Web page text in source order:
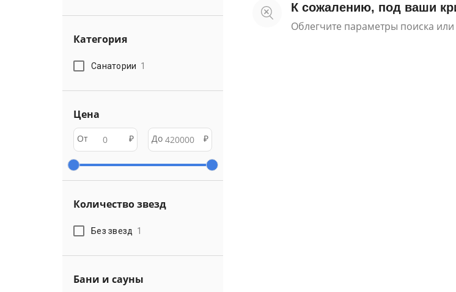
Категория
Санатории 1
Цена
От ₽ До ₽
Количество звезд
Без звезд 1
Бани и сауны
К сожалению, под ваши
Облегчите параметры поиска или